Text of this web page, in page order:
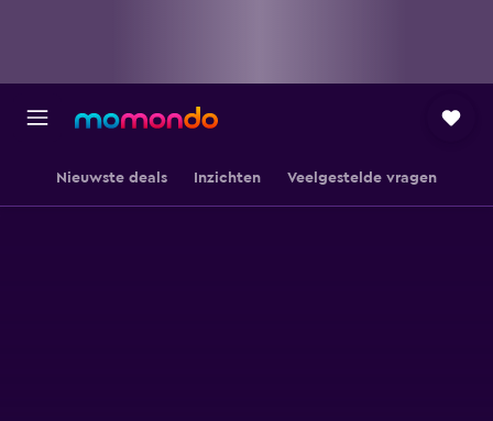
Nieuwste deals Inzichten Veelgestelde vragen